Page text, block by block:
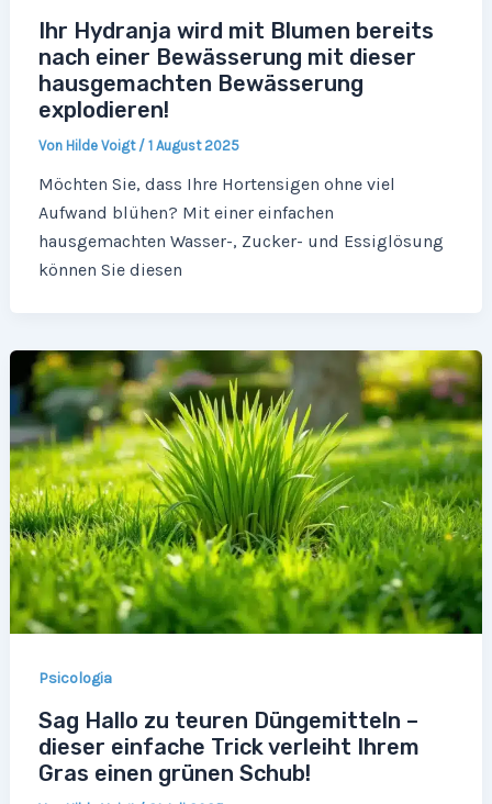
Ihr Hydranja wird mit Blumen bereits
nach einer Bewässerung mit dieser
hausgemachten Bewässerung
explodieren!
Von Hilde Voigt / 1 August 2025
Möchten Sie, dass Ihre Hortensigen ohne viel
Aufwand blühen? Mit einer einfachen
hausgemachten Wasser-, Zucker- und Essiglösung
können Sie diesen
Psicologia
Sag Hallo zu teuren Düngemitteln –
dieser einfache Trick verleiht Ihrem
Gras einen grünen Schub!